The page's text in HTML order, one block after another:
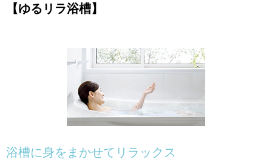
【ゆるリラ浴槽】
浴槽に身をまかせてリラックス